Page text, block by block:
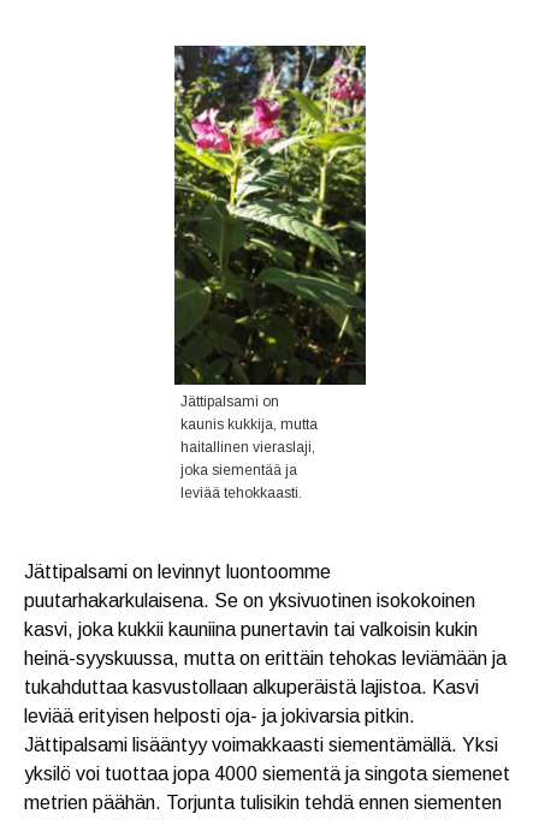
Jättipalsami on
kaunis kukkija, mutta
haitallinen vieraslaji,
joka siementää ja
leviää tehokkaasti.
Jättipalsami on levinnyt luontoomme
puutarhakarkulaisena. Se on yksivuotinen isokokoinen
kasvi, joka kukkii kauniina punertavin tai valkoisin kukin
heinä-syyskuussa, mutta on erittäin tehokas leviämään ja
tukahduttaa kasvustollaan alkuperäistä lajistoa. Kasvi
leviää erityisen helposti oja- ja jokivarsia pitkin.
Jättipalsami lisääntyy voimakkaasti siementämällä. Yksi
yksilö voi tuottaa jopa 4000 siementä ja singota siemenet
metrien päähän. Torjunta tulisikin tehdä ennen siementen